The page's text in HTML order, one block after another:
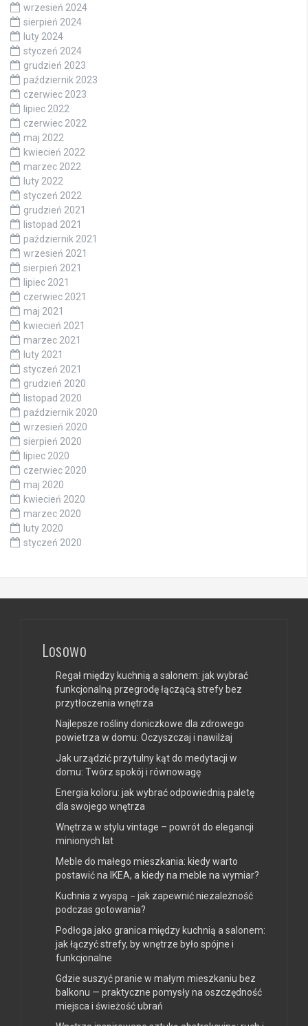
wrzesień 2024
sierpień 2024
luty 2024
styczeń 2024
grudzień 2023
październik 2023
czerwiec 2023
lipiec 2022
czerwiec 2022
maj 2022
kwiecień 2022
marzec 2022
luty 2022
styczeń 2022
grudzień 2021
listopad 2021
październik 2021
wrzesień 2021
sierpień 2021
lipiec 2021
czerwiec 2021
maj 2021
kwiecień 2021
marzec 2021
luty 2021
styczeń 2021
grudzień 2020
listopad 2020
październik 2020
wrzesień 2020
sierpień 2020
lipiec 2020
czerwiec 2020
maj 2020
kwiecień 2020
marzec 2020
luty 2020
styczeń 2020
Losowo
Regał między kuchnią a salonem: jak wybrać
funkcjonalną przegrodę łączącą strefy bez
przytłoczenia wnętrza
Najlepsze rośliny doniczkowe dla zdrowego
powietrza w domu: Oczyszczaj i nawilżaj
Jak urządzić przytulny kąt do medytacji w
domu: Twórz spokój i równowagę
Energia koloru: jak wybrać odpowiednią paletę
dla swojego wnętrza
Wnętrza w stylu vintage – powrót do elegancji
minionych lat
Meble do małego mieszkania: kiedy warto
postawić na IKEA, a kiedy na meble na wymiar?
Kuchnia z wyspą − jak zapewnić niezależność
podczas gotowania?
Podłoga jako granica między kuchnią a salonem:
jak łączyć strefy, by wnętrze było spójne i
funkcjonalne
Gdzie suszyć pranie w małym mieszkaniu bez
balkonu — praktyczne pomysły na oszczędność
miejsca i świeżość ubrań